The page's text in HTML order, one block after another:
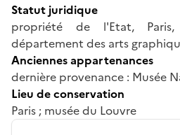
Statut juridique
propriété de l'Etat,
département des arts
Anciennes appartenances
dernière provenance : Musée
Lieu de conservation
Paris ; musée du Louvre